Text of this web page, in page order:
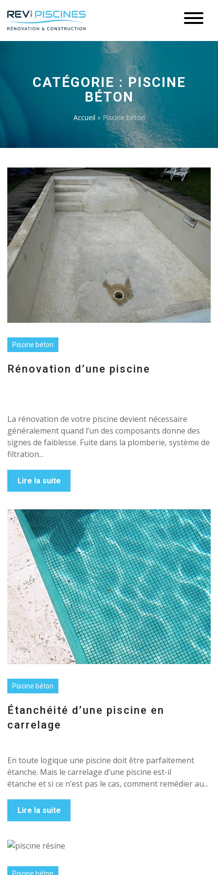
CATÉGORIE : PISCINE
BÉTON
Accueil »Piscine béton
Piscine béton
Rénovation d’une piscine
La rénovation de votre piscine devient nécessaire
généralement quand l’un des composants donne des
signes de faiblesse. Fuite dans la plomberie, système de
filtration...
Lire la suite
Piscine béton
Étanchéité d’une piscine en
carrelage
En toute logique une piscine doit être parfaitement
étanche. Mais le carrelage d’une piscine est-il
étanche et si ce n’est pas le cas, comment remédier au...
Lire la suite